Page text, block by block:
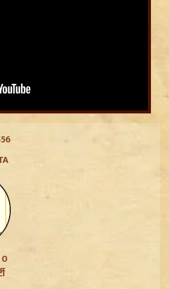
Protest: सियासी रंग में रंगा
ने छात्रों को दिया Reforms का